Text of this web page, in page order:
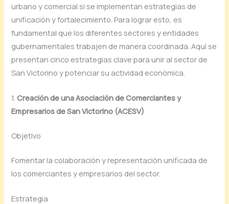
urbano y comercial si se implementan estrategias de
unificación y fortalecimiento. Para lograr esto, es
fundamental que los diferentes sectores y entidades
gubernamentales trabajen de manera coordinada. Aquí se
presentan cinco estrategias clave para unir al sector de
San Victorino y potenciar su actividad económica.
1.Creación de una Asociación de Comerciantes y
Empresarios de San Victorino (ACESV)
Objetivo
Fomentar la colaboración y representación unificada de
los comerciantes y empresarios del sector.
Estrategia